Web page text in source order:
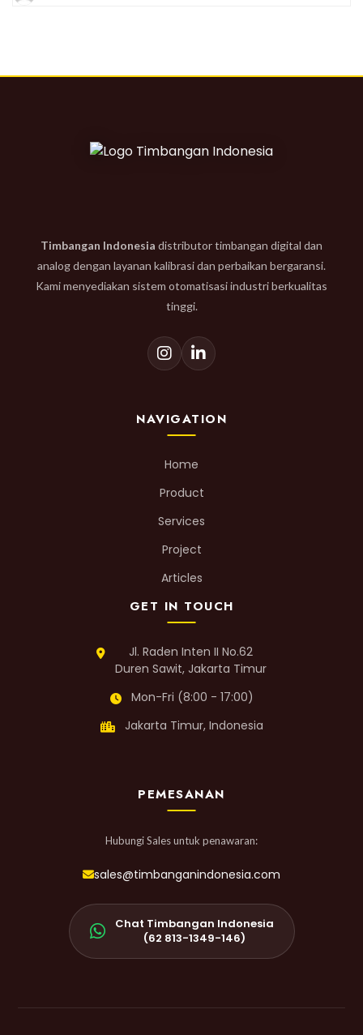
Timbangan Indonesia distributor timbangan digital dan
analog dengan layanan kalibrasi dan perbaikan bergaransi.
Kami menyediakan sistem otomatisasi industri berkualitas
tinggi.
NAVIGATION
Home
Product
Services
Project
Articles
GET IN TOUCH
Jl. Raden Inten II No.62
Duren Sawit, Jakarta Timur
Mon-Fri (8:00 - 17:00)
Jakarta Timur, Indonesia
PEMESANAN
Hubungi Sales untuk penawaran:
sales@timbanganindonesia.com
Chat Timbangan Indonesia
(62 813-1349-146)